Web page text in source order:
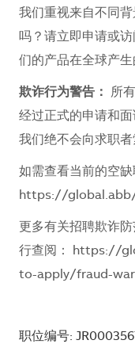
我们重视来自不同
吗？请立即申请或
们的产品在全球产生
欺诈行为警告：
所
经过正式的申请和面
我们绝不会向求职者
如需查看当前的空
https://
更多有关招聘欺诈
行查阅：
https://
to-apply/fraud-
职位编号: